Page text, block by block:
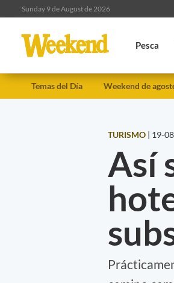
Sunday 9 de August de 2026
Pesca
Temas del Día Weekend de
TURISMO | 19-
Así